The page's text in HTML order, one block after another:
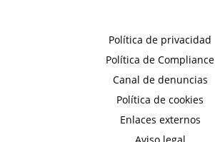
Política de privacidad
Política de Compliance
Canal de denuncias
Política de cookies
Enlaces externos
Aviso legal